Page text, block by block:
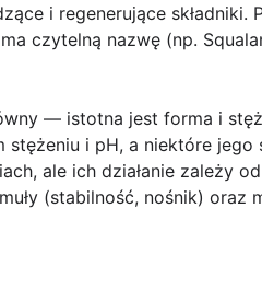
i regenerujące
czytelną nazwę (np.
— istotna jest forma i
stężeniu i pH, a niektóre
ale ich działanie zależy
(stabilność, nośnik) oraz